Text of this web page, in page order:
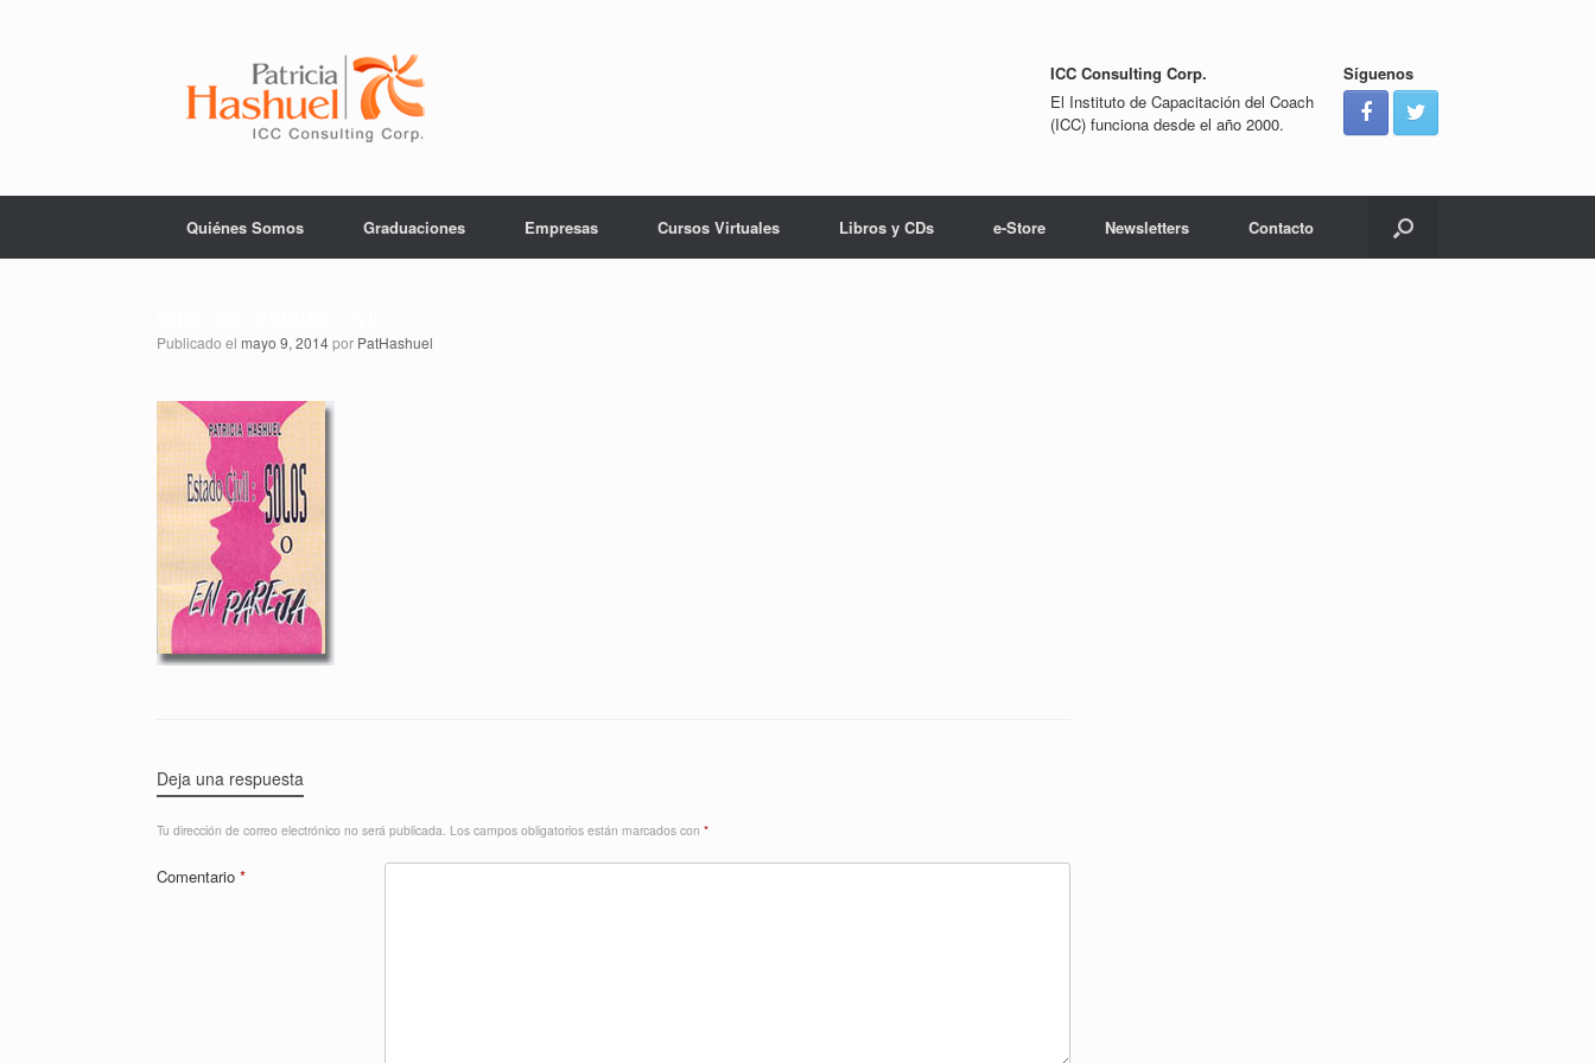
ICC Consulting Corp.
El Instituto de Capacitación del Coach
(ICC) funciona desde el año 2000.
Síguenos
Quiénes Somos Graduaciones Empresas Cursos Virtuales Libros y CDs e-Store Newsletters Contacto
Publicado el mayo 9, 2014por PatHashuel
Deja una respuesta
Tu dirección de correo electrónico no será publicada. Los campos obligatorios están marcados con *
Comentario *